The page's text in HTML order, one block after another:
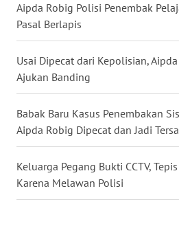
Aipda Robig Polisi Penembak
Pasal Berlapis
Usai Dipecat dari Kepolisian,
Ajukan Banding
Babak Baru Kasus Penembakan
Aipda Robig Dipecat dan Jadi
Keluarga Pegang Bukti CCTV,
Karena Melawan Polisi
WN
NUSANTARA
WN
JOGJA
WN
WN